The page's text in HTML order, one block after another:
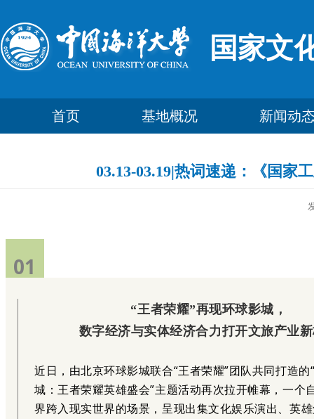
国家文
首页 基地概况 新闻动
03.13-03.19|热词速递：《国家
01
“王者荣耀”再现环球影城，
数字经济与实体经济合力打开文旅产业
近日，由北京环球影城联合“王者荣耀”团队共同打造的
城：王者荣耀英雄盛会”主题活动再次拉开帷幕，一个
界跨入现实世界的场景，呈现出集文化娱乐演出、英